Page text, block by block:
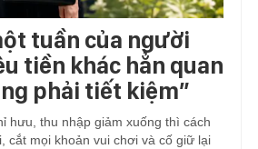
tuần của người
tiền khác hẳn quan
phải tiết kiệm”
hưu, thu nhập giảm xuống thì cách
cắt mọi khoản vui chơi và cố giữ lại